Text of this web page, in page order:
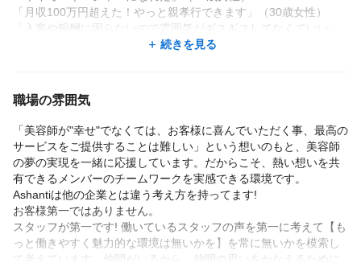
「月収100万円超えた！やっと親孝行できます」（30歳女性）
「入客や報酬に困らないので雰囲気がギスギスしてなくていい」
「半年後に産休に入ります。復帰して働きたい」（29歳女性）
「ガッツリ稼いで、1カ月に１回は趣味のキャンプに行ってます」
（36歳男性）
「お金だけじゃない。けど、お金って大事！！！」（33歳女性）
スタッフの高い満足度から社内紹介も多いのが特徴です。
（2022年紹介数：前年度実績比較41%割増）
＿＿＿＿＿＿＿＿＿＿＿＿＿＿＿＿＿＿＿＿＿＿
〈Ashaniの魅力TOP3をご紹介♪〉
◆1位：集客力
✓集客を専門とする本部スタッフが在籍しているのでお客様0でも
続きを見る
職場の雰囲気
「美容師が"幸せ"でなくては、お客様に喜んでいただく事、最高の
サービスをご提供することは難しい」という想いのもと、美容師
の夢の実現を一緒に応援しています。だからこそ、熱い想いを共
有できるメンバーのチームワークを実感できる環境です。
Ashantiは他の企業とは違う考え方を持ってます!
お客様第一ではありません。
スタッフが第一です! 働いているスタッフの声を第一に考えて【も
っと働きやすく魅力的な環境は無いかを】を常に無いかを模索し
て考えています。仲間がいるから、仲間の思いをかなえるために